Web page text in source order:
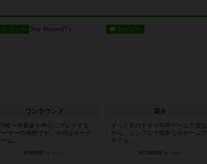
レビュー
ワンラウンド
5軽〜中量級を中心にプレイする
ーマーの感想です。今回はボード
ーム...
約9時間前
レビュー
花火
ずっと前のドイツ年間ゲーム大賞な
がら、シンプルで簡単な小ゲームで
今でも...
約11時間前